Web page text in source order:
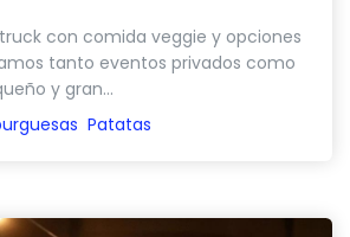
con comida veggie y opciones
tanto eventos privados como
y gran...
Patatas